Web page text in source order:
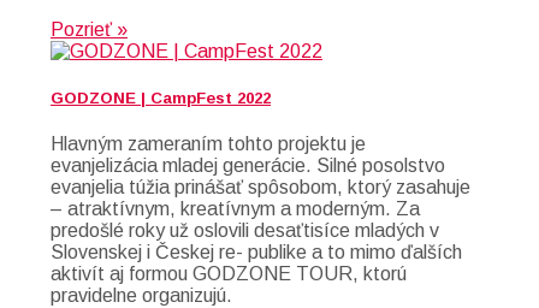
Pozrieť »
GODZONE | CampFest 2022
Hlavným zameraním tohto projektu je
evanjelizácia mladej generácie. Silné posolstvo
evanjelia túžia prinášať spôsobom, ktorý zasahuje
– atraktívnym, kreatívnym a moderným. Za
predošlé roky už oslovili desaťtisíce mladých v
Slovenskej i Českej re- publike a to mimo ďalších
aktivít aj formou GODZONE TOUR, ktorú
pravidelne organizujú.